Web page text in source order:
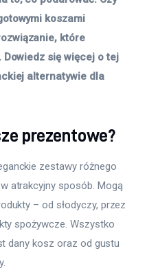
koszami
które
się więcej o tej
alternatywie dla
prezentowe?
zestawy różnego
atrakcyjny sposób. Mogą
– od słodyczy, przez
spożywcze. Wszystko
dany kosz oraz od gustu